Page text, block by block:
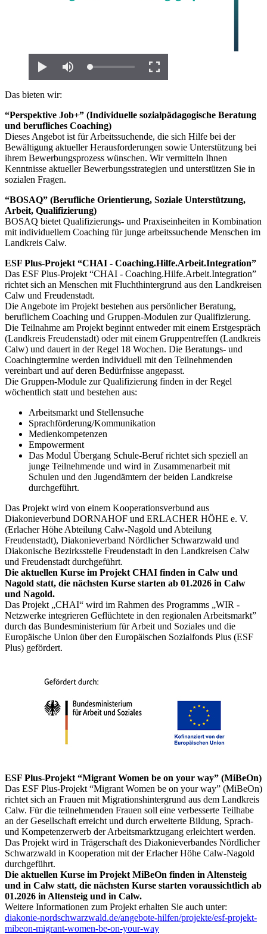
Das bieten wir:
“Perspektive Job+” (Individuelle sozialpädagogische Beratung
und berufliches Coaching)
Dieses Angebot ist für Arbeitssuchende, die sich Hilfe bei der
Bewältigung aktueller Herausforderungen sowie Unterstützung bei
ihrem Bewerbungsprozess wünschen. Wir vermitteln Ihnen
Kenntnisse aktueller Bewerbungsstrategien und unterstützen Sie in
sozialen Fragen.
“BOSAQ” (Berufliche Orientierung, Soziale Unterstützung,
Arbeit, Qualifizierung)
BOSAQ bietet Qualifizierungs- und Praxiseinheiten in Kombination
mit individuellem Coaching für junge arbeitssuchende Menschen im
Landkreis Calw.
ESF Plus-Projekt “CHAI - Coaching.Hilfe.Arbeit.Integration”
Das ESF Plus-Projekt “CHAI - Coaching.Hilfe.Arbeit.Integration”
richtet sich an Menschen mit Fluchthintergrund aus den Landkreisen
Calw und Freudenstadt.
Die Angebote im Projekt bestehen aus persönlicher Beratung,
beruflichem Coaching und Gruppen-Modulen zur Qualifizierung.
Die Teilnahme am Projekt beginnt entweder mit einem Erstgespräch
(Landkreis Freudenstadt) oder mit einem Gruppentreffen (Landkreis
Calw) und dauert in der Regel 18 Wochen. Die Beratungs- und
Coachingtermine werden individuell mit den Teilnehmenden
vereinbart und auf deren Bedürfnisse angepasst.
Die Gruppen-Module zur Qualifizierung finden in der Regel
wöchentlich statt und bestehen aus:
Arbeitsmarkt und Stellensuche
Sprachförderung/Kommunikation
Medienkompetenzen
Empowerment
Das Modul Übergang Schule-Beruf richtet sich speziell an
junge Teilnehmende und wird in Zusammenarbeit mit
Schulen und den Jugendämtern der beiden Landkreise
durchgeführt.
Das Projekt wird von einem Kooperationsverbund aus
Diakonieverbund DORNAHOF und ERLACHER HÖHE e. V.
(Erlacher Höhe Abteilung Calw-Nagold und Abteilung
Freudenstadt), Diakonieverband Nördlicher Schwarzwald und
Diakonische Bezirksstelle Freudenstadt in den Landkreisen Calw
und Freudenstadt durchgeführt.
Die aktuellen Kurse im Projekt CHAI finden in Calw und
Nagold statt, die nächsten Kurse starten ab 01.2026 in Calw
und Nagold.
Das Projekt „CHAI“ wird im Rahmen des Programms „WIR -
Netzwerke integrieren Geflüchtete in den regionalen Arbeitsmarkt”
durch das Bundesministerium für Arbeit und Soziales und die
Europäische Union über den Europäischen Sozialfonds Plus (ESF
Plus) gefördert.
ESF Plus-Projekt “Migrant Women be on your way” (MiBeOn)
Das ESF Plus-Projekt “Migrant Women be on your way” (MiBeOn)
richtet sich an Frauen mit Migrationshintergrund aus dem Landkreis
Calw. Für die teilnehmenden Frauen soll eine verbesserte Teilhabe
an der Gesellschaft erreicht und durch erweiterte Bildung, Sprach-
und Kompetenzerwerb der Arbeitsmarktzugang erleichtert werden.
Das Projekt wird in Trägerschaft des Diakonieverbandes Nördlicher
Schwarzwald in Kooperation mit der Erlacher Höhe Calw-Nagold
durchgeführt.
Die aktuellen Kurse im Projekt MiBeOn finden in Altensteig
und in Calw statt, die nächsten Kurse starten voraussichtlich ab
01.2026 in Altensteig und in Calw.
Weitere Informationen zum Projekt erhalten Sie auch unter:
diakonie-nordschwarzwald.de/angebote-hilfen/projekte/esf-projekt-
mibeon-migrant-women-be-on-your-way